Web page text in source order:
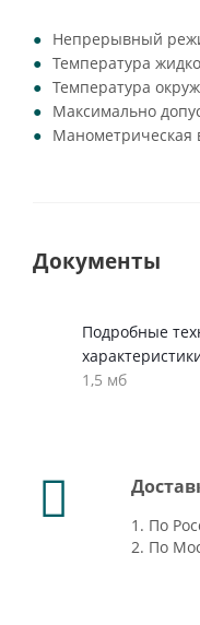
Непрерывный
Температура
Температура
Максимально
Манометрическая
Документы
Подробные
1,5 мб
1. По
2. По